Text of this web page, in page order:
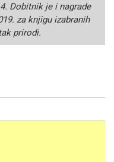
Dobitnik je i nagrade
za knjigu izabranih
prirodi.